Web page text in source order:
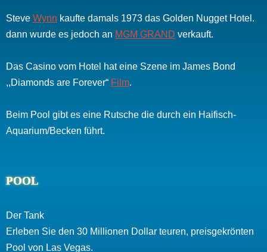
Steve Wynn kaufte damals 1973 das Golden Nugget Hotel.
dann wurde es jedoch an MGM GRAND verkauft.
Das Casino vom Hotel hat eine Szene im James Bond
,,Diamonds are Forever“ Film.
Beim Pool gibt es eine Rutsche die durch ein Haifisch-
Aquarium/Becken führt.
POOL
Der Tank
Erleben Sie den 30 Millionen Dollar teuren, preisgekrönten
Pool von Las Vegas.